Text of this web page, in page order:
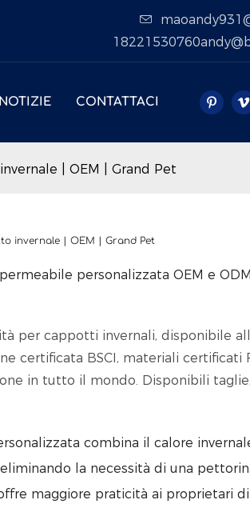
CONTATTACI
| OEM | Grand Pet
invernale | OEM | Grand Pet
personalizzata OEM e
per cappotti invernali, disponibile
certificata BSCI, materiali certificati
in tutto il mondo. Disponibili
combina il calore
la necessità di una
maggiore praticità ai proprietari